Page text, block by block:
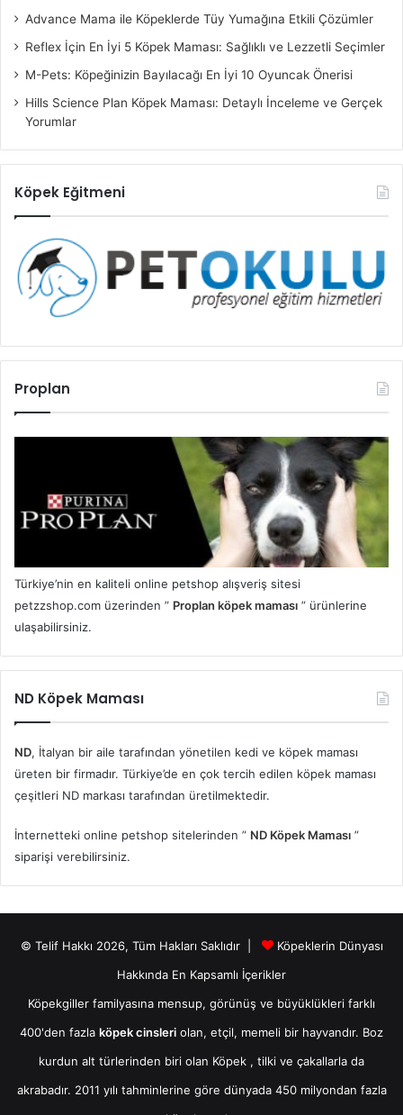
Advance Mama ile Köpeklerde Tüy Yumağına Etkili Çözümler
Reflex İçin En İyi 5 Köpek Maması: Sağlıklı ve Lezzetli Seçimler
M-Pets: Köpeğinizin Bayılacağı En İyi 10 Oyuncak Önerisi
Hills Science Plan Köpek Maması: Detaylı İnceleme ve Gerçek
Yorumlar
Köpek Eğitmeni
Proplan
Türkiye’nin en kaliteli online petshop alışveriş sitesi
petzzshop.com üzerinden ” Proplan köpek maması ” ürünlerine
ulaşabilirsiniz.
ND Köpek Maması
ND, İtalyan bir aile tarafından yönetilen kedi ve köpek maması
üreten bir firmadır. Türkiye’de en çok tercih edilen köpek maması
çeşitleri ND markası tarafından üretilmektedir.
İnternetteki online petshop sitelerinden ” ND Köpek Maması ”
siparişi verebilirsiniz.
© Telif Hakkı 2026, Tüm Hakları Saklıdır |
Köpeklerin Dünyası
Hakkında En Kapsamlı İçerikler
Köpekgiller familyasına mensup, görünüş ve büyüklükleri farklı
400'den fazla köpek cinsleri olan, etçil, memeli bir hayvandır. Boz
kurdun alt türlerinden biri olan Köpek , tilki ve çakallarla da
akrabadır. 2011 yılı tahminlerine göre dünyada 450 milyondan fazla